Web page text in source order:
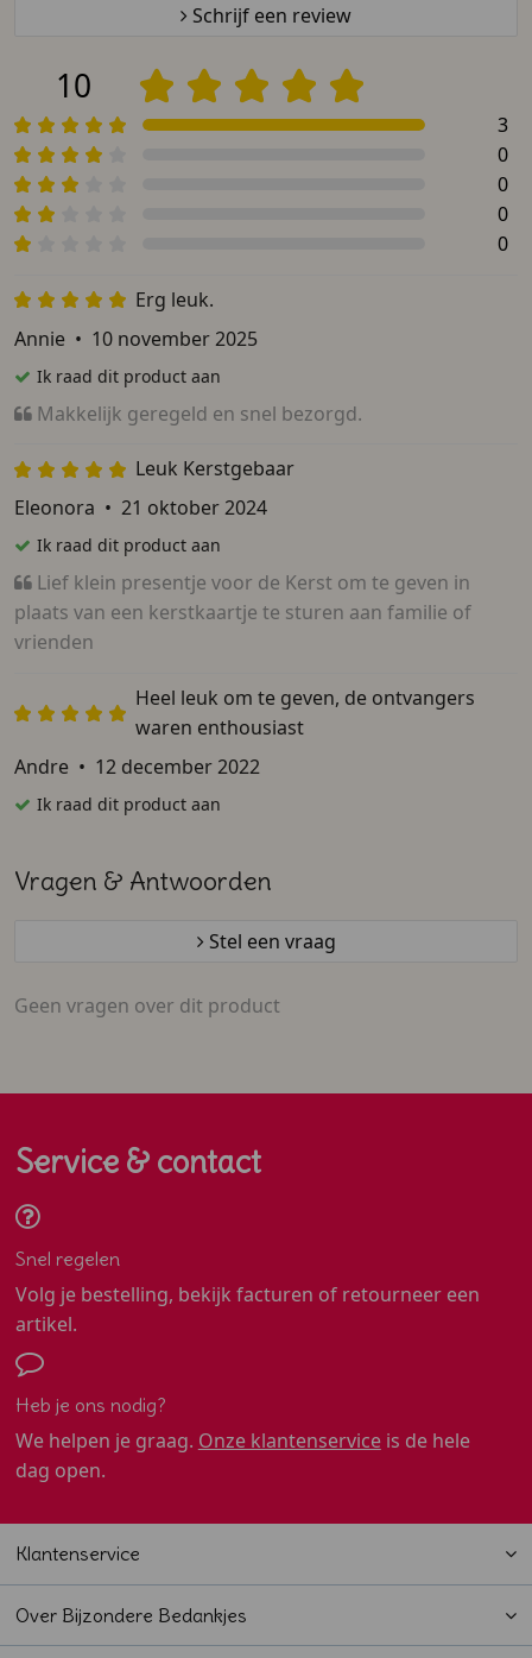
Schrijf een review
10
3
0
0
0
0
Erg leuk.
Annie • 10 november 2025
Ik raad dit product aan
Makkelijk geregeld en snel bezorgd.
Leuk Kerstgebaar
Eleonora • 21 oktober 2024
Ik raad dit product aan
Lief klein presentje voor de Kerst om te geven in
plaats van een kerstkaartje te sturen aan familie of
vrienden
Heel leuk om te geven, de ontvangers
waren enthousiast
Andre • 12 december 2022
Ik raad dit product aan
Vragen & Antwoorden
Stel een vraag
Geen vragen over dit product
Service & contact
Snel regelen
Volg je bestelling, bekijk facturen of retourneer een
artikel.
Heb je ons nodig?
We helpen je graag. Onze klantenserviceis de hele
dag open.
Klantenservice
Over Bijzondere Bedankjes